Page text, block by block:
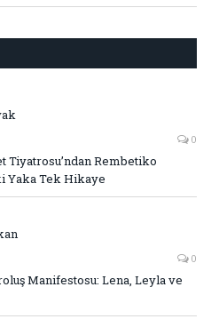
0
Tiyatrosu’ndan Rembetiko
Yaka Tek Hikaye
0
Manifestosu: Lena, Leyla ve